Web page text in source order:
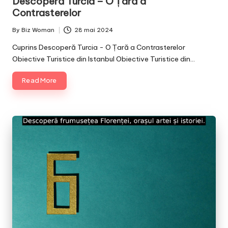
Contrasterelor
Posted
by
By Biz Woman 28 mai 2024
Cuprins Descoperă Turcia - O Țară a Contrasterelor
Obiective Turistice din Istanbul Obiective Turistice din…
Read More